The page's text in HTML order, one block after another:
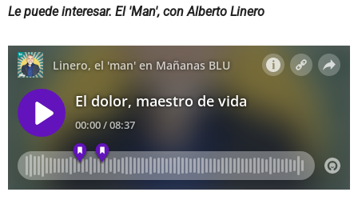
Le puede interesar. El 'Man', con Alberto Linero